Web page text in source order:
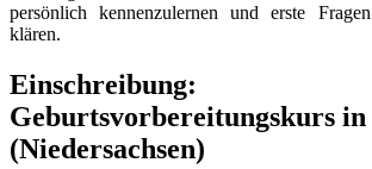
persönlich kennenzulernen und erste
klären.
Einschreibung:
Geburtsvorbereitungskurs in
(Niedersachsen)